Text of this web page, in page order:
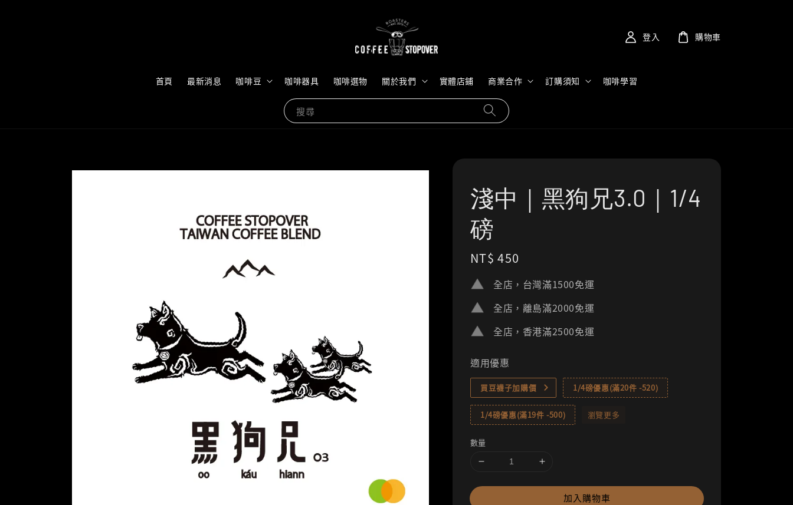
搜尋
首頁 最新消息 咖啡豆 咖啡器具 咖啡選物 關於我們 實體店鋪 商業合作 訂購須知 咖啡學習
登入 購物車
淺中｜黑狗兄3.0｜1/4
磅
Regular
price
NT$ 450
全店，台灣滿1500免運
全店，離島滿2000免運
全店，香港滿2500免運
適用優惠
買豆襪子加購價 1/4磅優惠(滿20件 -520)
1/4磅優惠(滿19件 -500) 瀏覽更多
數量
加入購物車